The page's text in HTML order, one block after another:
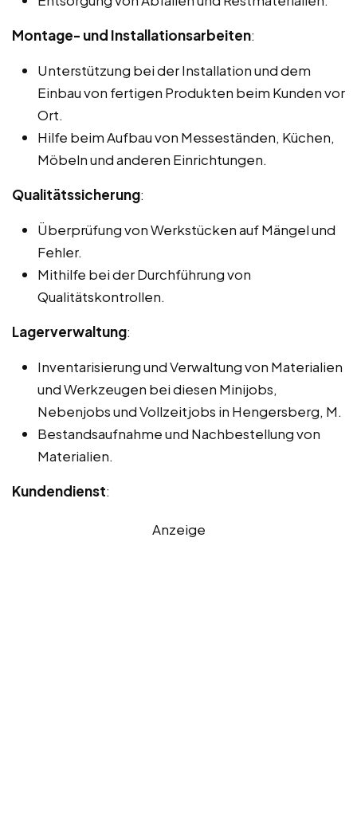
Montage- und Installationsarbeiten:
Unterstützung bei der Installation und dem
Einbau von fertigen Produkten beim Kunden vor
Ort.
Hilfe beim Aufbau von Messeständen, Küchen,
Möbeln und anderen Einrichtungen.
Qualitätssicherung:
Überprüfung von Werkstücken auf Mängel und
Fehler.
Mithilfe bei der Durchführung von
Qualitätskontrollen.
Lagerverwaltung:
Inventarisierung und Verwaltung von Materialien
und Werkzeugen bei diesen Minijobs,
Nebenjobs und Vollzeitjobs in Hengersberg, M.
Bestandsaufnahme und Nachbestellung von
Materialien.
Kundendienst:
Anzeige